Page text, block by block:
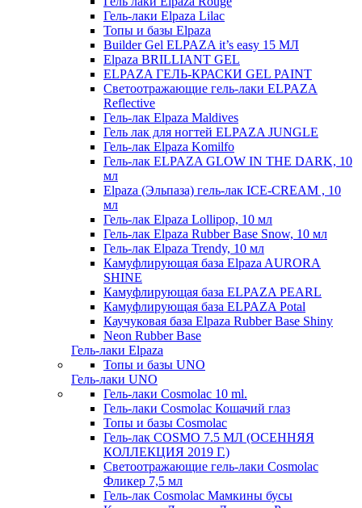
Гель-лаки Elpaza Lilac
Топы и базы Elpaza
Builder Gel ELPAZA it’s easy 15 МЛ
Elpaza BRILLIANT GEL
ELPAZA ГЕЛЬ-КРАСКИ GEL PAINT
Светоотражающие гель-лаки ELPAZA
Reflective
Гель-лак Elpaza Maldives
Гель лак для ногтей ELPAZA JUNGLE
Гель-лак Elpaza Komilfo
Гель-лак ELPAZA GLOW IN THE DARK, 10
мл
Elpaza (Эльпаза) гель-лак ICE-CREAM , 10
мл
Гель-лак Elpaza Lollipop, 10 мл
Гель-лак Elpaza Rubber Base Snow, 10 мл
Гель-лак Elpaza Trendy, 10 мл
Камуфлирующая база Elpaza AURORA
SHINE
Камуфлирующая база ELPAZA PEARL
Камуфлирующая база ELPAZA Potal
Каучуковая база Elpaza Rubber Base Shiny
Neon Rubber Base
Гель-лаки Elpaza
Топы и базы UNO
Гель-лаки UNO
Гель-лаки Cosmolac 10 ml.
Гель-лаки Cosmolac Кошачий глаз
Топы и базы Cosmolac
Гель-лак COSMO 7.5 МЛ (ОСЕННЯЯ
КОЛЛЕКЦИЯ 2019 Г.)
Светоотражающие гель-лаки Cosmolac
Фликер 7,5 мл
Гель-лак Cosmolac Мамкины бусы